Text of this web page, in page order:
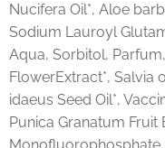
Nucifera Oil*, Aloe
Sodium Lauroyl
Aqua, Sorbitol,
FlowerExtract*, Salvia
idaeus Seed Oil*,
Punica Granatum Fruit